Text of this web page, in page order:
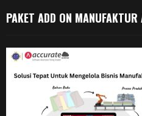
PAKET ADD ON